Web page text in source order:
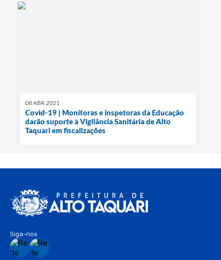
08 ABR 2021
Covid-19 | Monitoras e inspetoras da Educação
darão suporte à Vigilância Sanitária de Alto
Taquari em fiscalizações
Siga-nos